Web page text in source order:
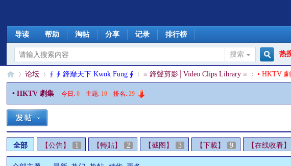
导读 帮助 淘帖 分享 记录 排行榜
搜索
搜
热
»
论坛
›
∮ ∮ 鋒靡天下 Kwok Fung ∮ ≡ 鋒聲剪影│Video Clips Library ≡ • HKTV
• HKTV 劇集 今日:0 主题: 10 排名:29
全部 【公告】 1 【轉貼】 2 【截图】 3 【下載】 9 【在线收看】